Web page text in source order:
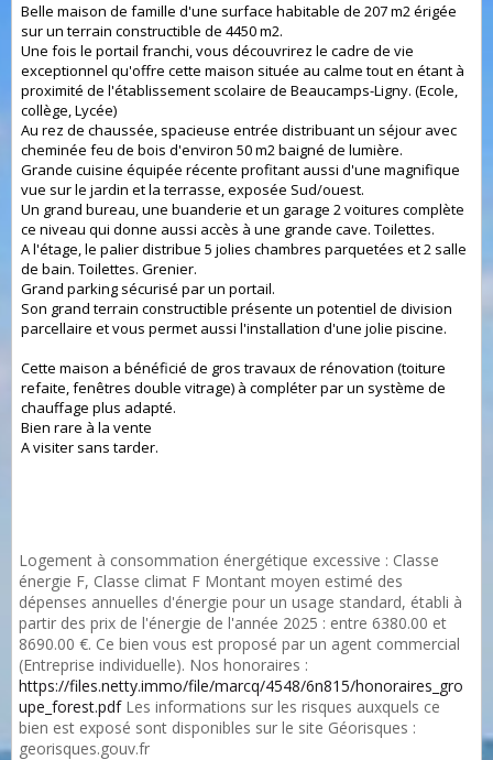
Belle maison de famille d'une surface habitable de 207 m2 érigée
sur un terrain constructible de 4450 m2.
Une fois le portail franchi, vous découvrirez le cadre de vie
exceptionnel qu'offre cette maison située au calme tout en étant à
proximité de l'établissement scolaire de Beaucamps-Ligny. (Ecole,
collège, Lycée)
Au rez de chaussée, spacieuse entrée distribuant un séjour avec
cheminée feu de bois d'environ 50 m2 baigné de lumière.
Grande cuisine équipée récente profitant aussi d'une magnifique
vue sur le jardin et la terrasse, exposée Sud/ouest.
Un grand bureau, une buanderie et un garage 2 voitures complète
ce niveau qui donne aussi accès à une grande cave. Toilettes.
A l'étage, le palier distribue 5 jolies chambres parquetées et 2 salle
de bain. Toilettes. Grenier.
Grand parking sécurisé par un portail.
Son grand terrain constructible présente un potentiel de division
parcellaire et vous permet aussi l'installation d'une jolie piscine.
Cette maison a bénéficié de gros travaux de rénovation (toiture
refaite, fenêtres double vitrage) à compléter par un système de
chauffage plus adapté.
Bien rare à la vente
A visiter sans tarder.
Logement à consommation énergétique excessive : Classe
énergie F, Classe climat F Montant moyen estimé des
dépenses annuelles d'énergie pour un usage standard, établi à
partir des prix de l'énergie de l'année 2025 : entre 6380.00 et
8690.00 €. Ce bien vous est proposé par un agent commercial
(Entreprise individuelle). Nos honoraires :
https://files.netty.immo/file/marcq/4548/6n815/honoraires_gro
upe_forest.pdfLes informations sur les risques auxquels ce
bien est exposé sont disponibles sur le site Géorisques :
georisques.gouv.fr